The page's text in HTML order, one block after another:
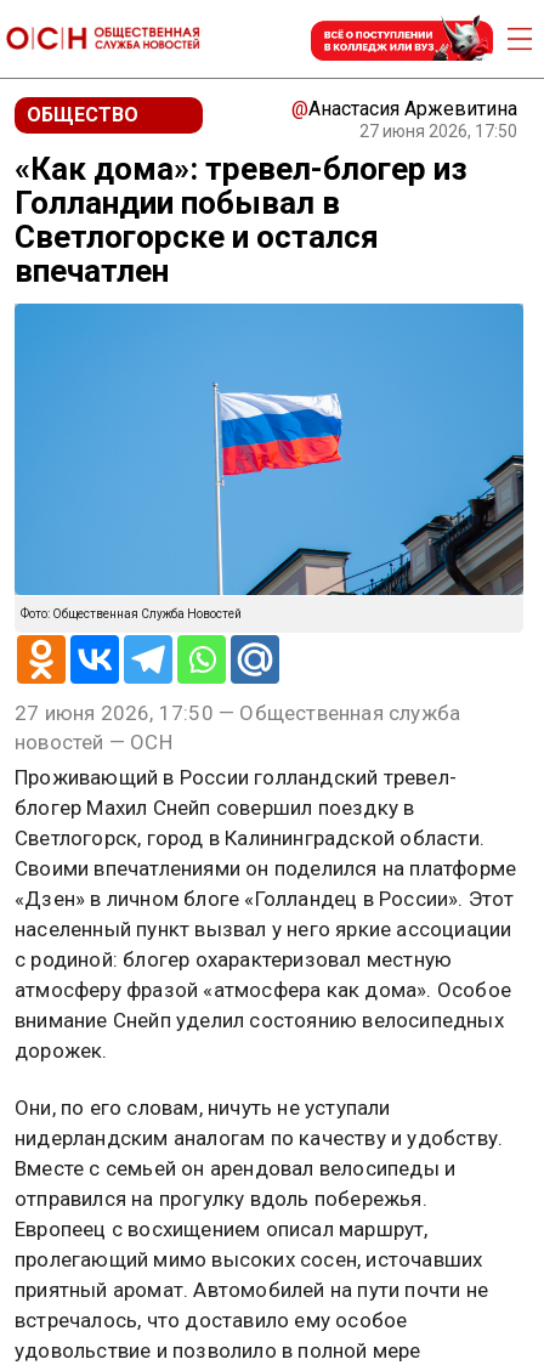
ОБЩЕСТВО @Анастасия Аржевитина
27 июня 2026, 17:50
«Как дома»: тревел-блогер из
Голландии побывал в
Светлогорске и остался
впечатлен
Фото: Общественная Служба Новостей
27 июня 2026, 17:50 — Общественная служба
новостей — ОСН
Проживающий в России голландский тревел-
блогер Махил Снейп совершил поездку в
Светлогорск, город в Калининградской области.
Своими впечатлениями он поделился на платформе
«Дзен» в личном блоге «Голландец в России». Этот
населенный пункт вызвал у него яркие ассоциации
с родиной: блогер охарактеризовал местную
атмосферу фразой «атмосфера как дома». Особое
внимание Снейп уделил состоянию велосипедных
дорожек.
Они, по его словам, ничуть не уступали
нидерландским аналогам по качеству и удобству.
Вместе с семьей он арендовал велосипеды и
отправился на прогулку вдоль побережья.
Европеец с восхищением описал маршрут,
пролегающий мимо высоких сосен, источавших
приятный аромат. Автомобилей на пути почти не
встречалось, что доставило ему особое
удовольствие и позволило в полной мере